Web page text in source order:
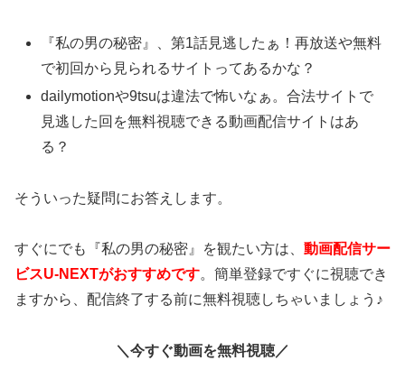
『私の男の秘密』、第1話見逃したぁ！再放送や無料
で初回から見られるサイトってあるかな？
dailymotionや9tsuは違法で怖いなぁ。合法サイトで
見逃した回を無料視聴できる動画配信サイトはあ
る？
そういった疑問にお答えします。
すぐにでも『私の男の秘密』を観たい方は、 動画配信サー
ビスU-NEXTがおすすめです。簡単登録ですぐに視聴でき
ますから、配信終了する前に無料視聴しちゃいましょう♪
＼今すぐ動画を無料視聴／